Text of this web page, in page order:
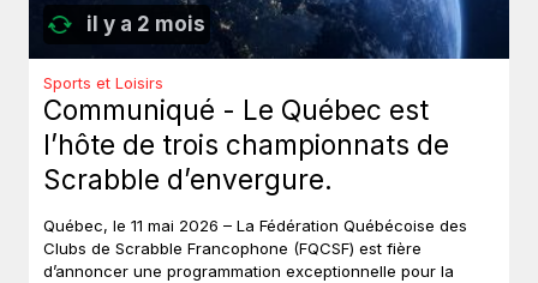
il y a 2 mois
Sports et Loisirs
Communiqué - Le Québec est
l’hôte de trois championnats de
Scrabble d’envergure.
Québec, le 11 mai 2026 – La Fédération Québécoise des
Clubs de Scrabble Francophone (FQCSF) est fière
d’annoncer une programmation exceptionnelle pour la